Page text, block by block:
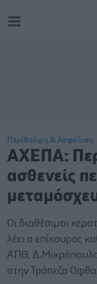
Περίθαλψη & Ασφάλιση
ΑΧΕΠΑ:
ασθενείς
Οι διαθέσιμοι
λέει ο επίκουρος
ΑΠΘ,
στην Τράπεζα